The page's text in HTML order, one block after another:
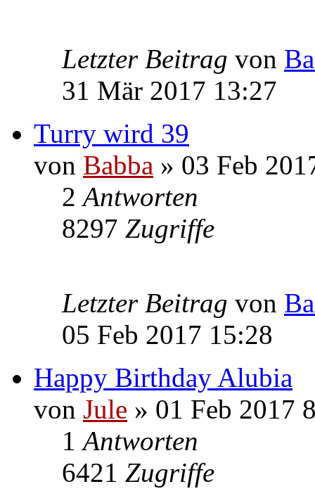
Letzter Beitrag von
31 Mär 2017 13:27
Turry wird 39
von Babba » 03 Feb
2Antworten
8297 Zugriffe
Letzter Beitrag von
05 Feb 2017 15:28
Happy Birthday Alubia
von Jule » 01 Feb 2017
1Antworten
6421 Zugriffe